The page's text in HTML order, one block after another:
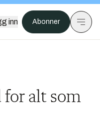
inn Abonner
for alt som